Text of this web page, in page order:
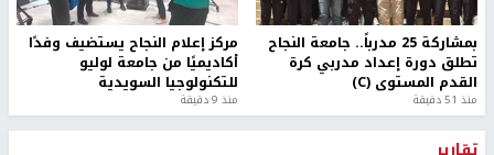
بمشاركة 25 مدرباً.. جامعة النجاح
تطلق دورة إعداد مدربي كرة
القدم المستوى (C)
منذ 51 دقيقة
مركز إعلام النجاح يستضيف وفدًا
أكاديميًا من جامعة لوليو
للتكنولوجيا السويدية
منذ 9 دقيقة